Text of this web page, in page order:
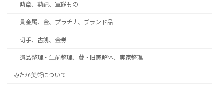
勲章、勲記、軍隊もの
貴金属、金、プラチナ、ブランド品
切手、古銭、金券
遺品整理・生前整理、蔵・旧家解体、実家整理
みたか美術について